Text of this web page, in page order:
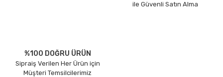
ile Güvenli Satın Alma
%100 DOĞRU ÜRÜN
Sipraiş Verilen Her Ürün için
Müşteri Temsilcilerimiz